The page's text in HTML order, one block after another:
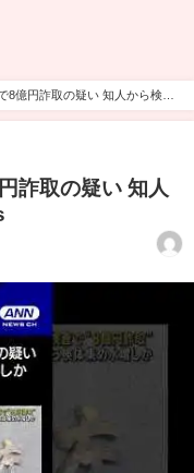
8億円詐取の疑い 知人から検体
詐取の疑い 知人